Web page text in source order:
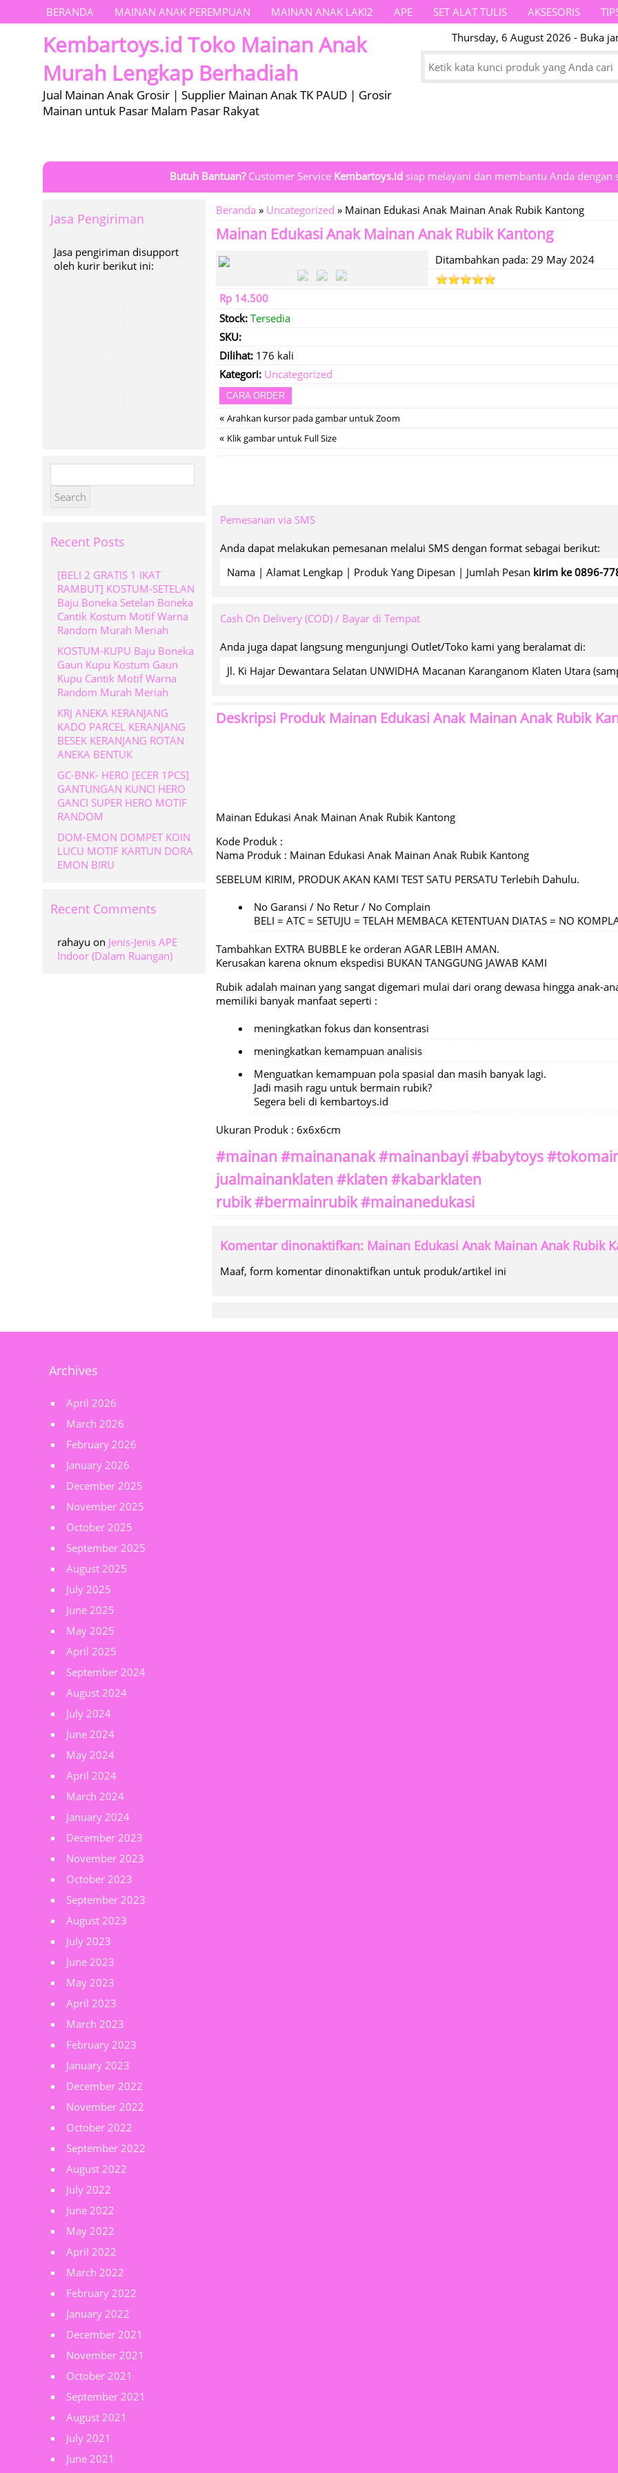
BERANDA MAINAN ANAK PEREMPUAN MAINAN ANAK LAKI2 APE SET ALAT TULIS AKSESORIS
Kembartoys.id Toko Mainan Anak
Murah Lengkap Berhadiah
Jual Mainan Anak Grosir | Supplier Mainan Anak TK PAUD | Grosir
Mainan untuk Pasar Malam Pasar Rakyat
Thursday, 6 August 2026 - Buka
Butuh Bantuan?Customer Service Kembartoys.idsiap melayani dan membantu Anda dengan
Beranda » Uncategorized » Mainan Edukasi Anak Mainan Anak Rubik Kantong
Mainan Edukasi Anak Mainan Anak Rubik Kantong
Ditambahkan pada: 29 May 2024
Rp 14.500
Stock: Tersedia
SKU:
Dilihat: 176 kali
Kategori: Uncategorized
CARA ORDER
« Arahkan kursor pada gambar untuk Zoom
« Klik gambar untuk Full Size
Pemesanan via SMS
Anda dapat melakukan pemesanan melalui SMS dengan format sebagai berikut:
Nama | Alamat Lengkap | Produk Yang Dipesan | Jumlah Pesan kirim ke 0896-
Cash On Delivery (COD) / Bayar di Tempat
Anda juga dapat langsung mengunjungi Outlet/Toko kami yang beralamat di:
Jl. Ki Hajar Dewantara Selatan UNWIDHA Macanan Karanganom Klaten Utara
Deskripsi Produk Mainan Edukasi Anak Mainan Anak Rubik
Mainan Edukasi Anak Mainan Anak Rubik Kantong
Kode Produk :
Nama Produk : Mainan Edukasi Anak Mainan Anak Rubik Kantong
SEBELUM KIRIM, PRODUK AKAN KAMI TEST SATU PERSATU Terlebih Dahulu.
No Garansi / No Retur / No Complain
BELI = ATC = SETUJU = TELAH MEMBACA KETENTUAN DIATAS = NO
Tambahkan EXTRA BUBBLE ke orderan AGAR LEBIH AMAN.
Kerusakan karena oknum ekspedisi BUKAN TANGGUNG JAWAB KAMI
Rubik adalah mainan yang sangat digemari mulai dari orang dewasa hingga anak-
memiliki banyak manfaat seperti :
meningkatkan fokus dan konsentrasi
meningkatkan kemampuan analisis
Menguatkan kemampuan pola spasial dan masih banyak lagi.
Jadi masih ragu untuk bermain rubik?
Segera beli di kembartoys.id
Ukuran Produk : 6x6x6cm
#mainan #mainananak #mainanbayi #babytoys
jualmainanklaten #klaten #kabarklaten
rubik #bermainrubik #mainanedukasi
Komentar dinonaktifkan: Mainan Edukasi Anak Mainan Anak Rubik
Maaf, form komentar dinonaktifkan untuk produk/artikel ini
Jasa Pengiriman
Jasa pengiriman disupport
oleh kurir berikut ini:
for:
Recent Posts
[BELI 2 GRATIS 1 IKAT
RAMBUT] KOSTUM-SETELAN
Baju Boneka Setelan Boneka
Cantik Kostum Motif Warna
Random Murah Meriah
KOSTUM-KUPU Baju Boneka
Gaun Kupu Kostum Gaun
Kupu Cantik Motif Warna
Random Murah Meriah
KRJ ANEKA KERANJANG
KADO PARCEL KERANJANG
BESEK KERANJANG ROTAN
ANEKA BENTUK
GC-BNK- HERO [ECER 1PCS]
GANTUNGAN KUNCI HERO
GANCI SUPER HERO MOTIF
RANDOM
DOM-EMON DOMPET KOIN
LUCU MOTIF KARTUN DORA
EMON BIRU
Recent Comments
rahayu on Jenis-Jenis APE
Indoor (Dalam Ruangan)
Archives
April 2026
March 2026
February 2026
January 2026
December 2025
November 2025
October 2025
September 2025
August 2025
July 2025
June 2025
May 2025
April 2025
September 2024
August 2024
July 2024
June 2024
May 2024
April 2024
March 2024
January 2024
December 2023
November 2023
October 2023
September 2023
August 2023
July 2023
June 2023
May 2023
April 2023
March 2023
February 2023
January 2023
December 2022
November 2022
October 2022
September 2022
August 2022
July 2022
June 2022
May 2022
April 2022
March 2022
February 2022
January 2022
December 2021
November 2021
October 2021
September 2021
August 2021
July 2021
June 2021